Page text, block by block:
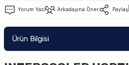
Yorum Yaz Arkadaşına Öner Paylaş
Ürün Bilgisi